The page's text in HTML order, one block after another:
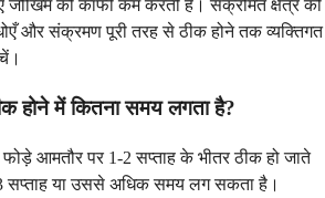
जोखिम को काफी कम करती हैं। संक्रमित क्षेत्र को
और संक्रमण पूरी तरह से ठीक होने तक व्यक्तिगत
होने में कितना समय लगता है?
आमतौर पर 1-2 सप्ताह के भीतर ठीक हो जाते
सप्ताह या उससे अधिक समय लग सकता है।